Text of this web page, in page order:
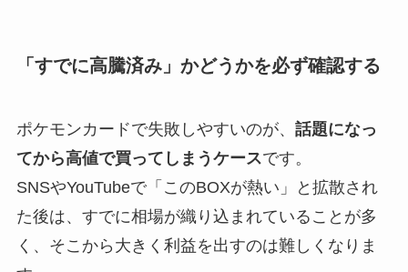
「すでに高騰済み」かどうかを必ず確認する
ポケモンカードで失敗しやすいのが、 話題になっ
てから高値で買ってしまうケースです。
SNSやYouTubeで「このBOXが熱い」と拡散され
た後は、すでに相場が織り込まれていることが多
く、そこから大きく利益を出すのは難しくなりま